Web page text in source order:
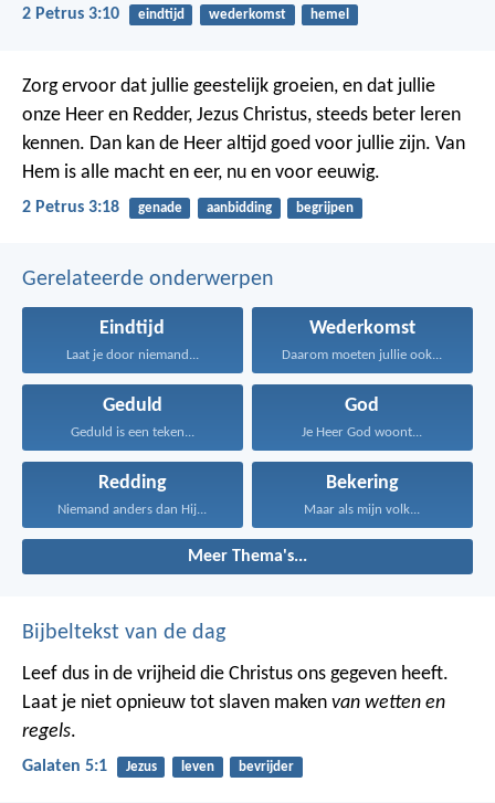
2 Petrus 3:10 eindtijd wederkomst hemel
Zorg ervoor dat jullie geestelijk groeien, en dat jullie
onze Heer en Redder, Jezus Christus, steeds beter leren
kennen. Dan kan de Heer altijd goed voor jullie zijn. Van
Hem is alle macht en eer, nu en voor eeuwig.
2 Petrus 3:18 genade aanbidding begrijpen
Gerelateerde onderwerpen
Eindtijd
Laat je door niemand...
Wederkomst
Daarom moeten jullie ook...
Geduld
Geduld is een teken...
God
Je Heer God woont...
Redding
Niemand anders dan Hij...
Bekering
Maar als mijn volk...
Meer Thema's...
Bijbeltekst van de dag
Leef dus in de vrijheid die Christus ons gegeven heeft.
Laat je niet opnieuw tot slaven maken van wetten en
regels.
Galaten 5:1 Jezus leven bevrijder